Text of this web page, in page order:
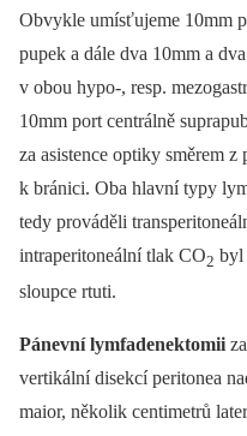
Obvykle umísťujeme 10mm
pupek a dále dva 10mm a
v obou hypo-, resp.
10mm port centrálně
za asistence optiky směrem
k bránici. Oba hlavní typy
tedy prováděli
intraperitoneální tlak CO2 byl
sloupce rtuti.
Pánevní lymfadenektomii
vertikální disekcí peritonea
maior, několik centimetrů